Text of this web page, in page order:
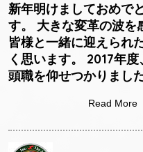
新年明けましておめで
す。 大きな変革の波を
皆様と一緒に迎えられ
く思います。 2017年
頭職を仰せつかりまし
Read More